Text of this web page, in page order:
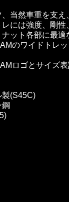
当然車重を支
には強度、剛性
ット各部に最
のワイドトレ
ロゴとサイズ表
製(S45C)